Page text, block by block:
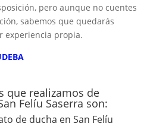
pero aunque no cuentes
sabemos que quedarás
experiencia propia.
que realizamos de
Felíu Saserra son:
de ducha en San Felíu